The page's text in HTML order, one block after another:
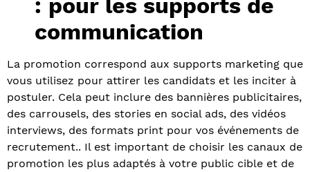
: pour les supports de
communication
La promotion correspond aux supports marketing que
vous utilisez pour attirer les candidats et les inciter à
postuler. Cela peut inclure des bannières publicitaires,
des carrousels, des stories en social ads, des vidéos
interviews, des formats print pour vos événements de
recrutement.. Il est important de choisir les canaux de
promotion les plus adaptés à votre public cible et de